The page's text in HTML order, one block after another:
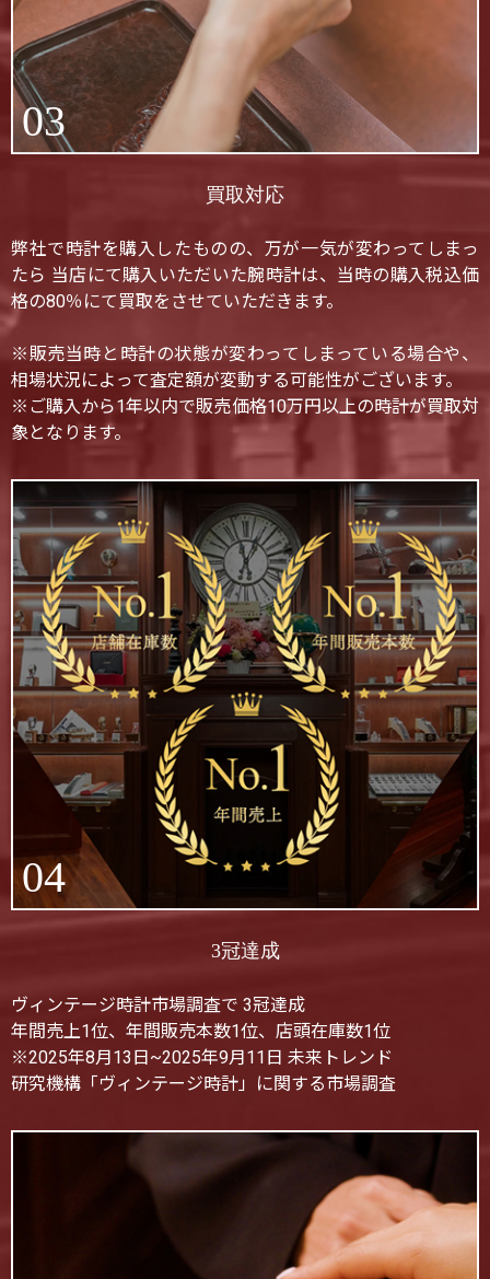
03
買取対応
弊社で時計を購入したものの、万が一気が変わってしまっ
たら 当店にて購入いただいた腕時計は、当時の購入税込価
格の80％にて買取をさせていただきます。
※販売当時と時計の状態が変わってしまっている場合や、
相場状況によって査定額が変動する可能性がございます。
※ご購入から1年以内で販売価格10万円以上の時計が買取対
象となります。
04
3冠達成
ヴィンテージ時計市場調査で 3冠達成
年間売上1位、年間販売本数1位、店頭在庫数1位
※2025年8月13日~2025年9月11日 未来トレンド
研究機構「ヴィンテージ時計」に関する市場調査